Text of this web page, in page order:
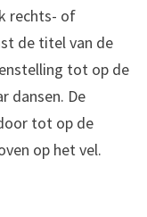
rechts- of
de titel van de
tot op de
dansen. De
tot op de
op het vel.